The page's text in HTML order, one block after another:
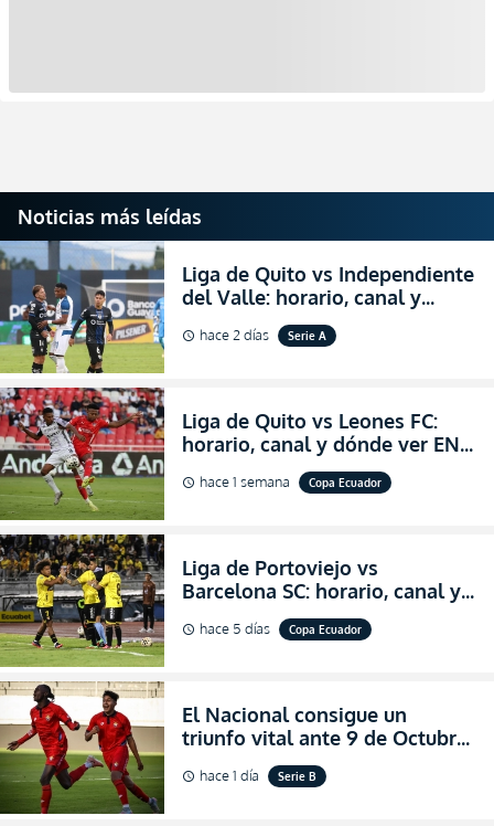
Noticias más leídas
Liga de Quito vs Independiente
del Valle: horario, canal y
dónde ver EN VIVO el
partidazo por la fecha 24 de la
schedule hace 2 días Serie A
Liga de Quito vs Leones FC:
horario, canal y dónde ver EN
VIVO los octavos de final de la
Copa Ecuador 2026
schedule hace 1 semana Copa Ecuador
Liga de Portoviejo vs
Barcelona SC: horario, canal y
dónde ver EN VIVO los octavos
de final de la Copa Ecuador
schedule hace 5 días Copa Ecuador
El Nacional consigue un
triunfo vital ante 9 de Octubre
para encender la fe en la
salvación
schedule hace 1 día Serie B